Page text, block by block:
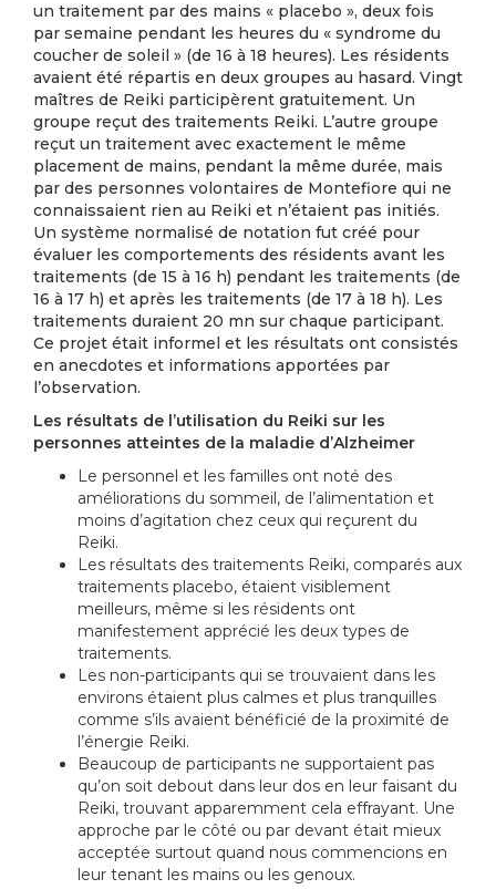
un traitement par des mains « placebo », deux fois
par semaine pendant les heures du « syndrome du
coucher de soleil » (de 16 à 18 heures). Les résidents
avaient été répartis en deux groupes au hasard. Vingt
maîtres de Reiki participèrent gratuitement. Un
groupe reçut des traitements Reiki. L’autre groupe
reçut un traitement avec exactement le même
placement de mains, pendant la même durée, mais
par des personnes volontaires de Montefiore qui ne
connaissaient rien au Reiki et n’étaient pas initiés.
Un système normalisé de notation fut créé pour
évaluer les comportements des résidents avant les
traitements (de 15 à 16 h) pendant les traitements (de
16 à 17 h) et après les traitements (de 17 à 18 h). Les
traitements duraient 20 mn sur chaque participant.
Ce projet était informel et les résultats ont consistés
en anecdotes et informations apportées par
l’observation.
Les résultats de l’utilisation du Reiki sur les
personnes atteintes de la maladie d’Alzheimer
Le personnel et les familles ont noté des
améliorations du sommeil, de l’alimentation et
moins d’agitation chez ceux qui reçurent du
Reiki.
Les résultats des traitements Reiki, comparés aux
traitements placebo, étaient visiblement
meilleurs, même si les résidents ont
manifestement apprécié les deux types de
traitements.
Les non-participants qui se trouvaient dans les
environs étaient plus calmes et plus tranquilles
comme s’ils avaient bénéficié de la proximité de
l’énergie Reiki.
Beaucoup de participants ne supportaient pas
qu’on soit debout dans leur dos en leur faisant du
Reiki, trouvant apparemment cela effrayant. Une
approche par le côté ou par devant était mieux
acceptée surtout quand nous commencions en
leur tenant les mains ou les genoux.